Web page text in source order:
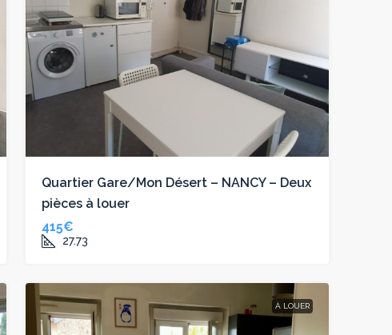
Quartier Gare/Mon Désert – NANCY – Deux
pièces à louer
415€
27.73
À LOUER